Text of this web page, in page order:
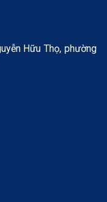
Hữu Thọ, phường